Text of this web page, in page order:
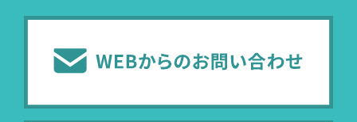
（開示対象個人情報）
業務上のご連絡および
問い合わせへの対応の